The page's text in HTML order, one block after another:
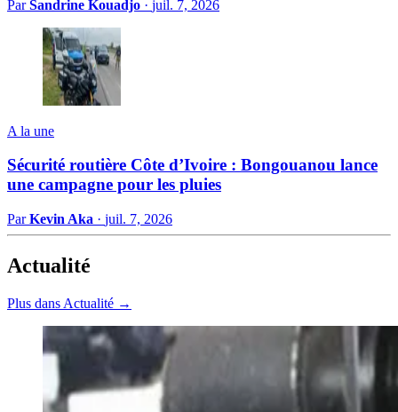
ParSandrine Kouadjo · juil. 7, 2026
A la une
Sécurité routière Côte d’Ivoire : Bongouanou lance
une campagne pour les pluies
ParKevin Aka · juil. 7, 2026
Actualité
Plus dans Actualité →